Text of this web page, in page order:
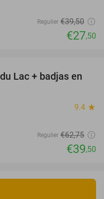
Regulier €39,50
€27,50
37%
Lac + badjas en
9.4 star
Regulier €62,75
€39,50